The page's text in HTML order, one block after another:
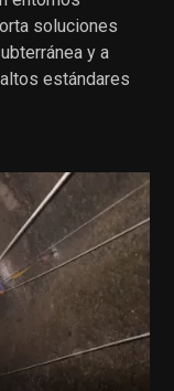
soluciones
y a
estándares